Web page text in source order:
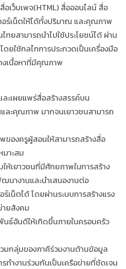
อเว็บเพจ(HTML) สื่อออนไลน์ สื่อ
อร์เน็ตให้ได้ทั้งปริมาณ และคุณภาพ
ทยสามารถนำไปใช้ประโยชน์ได้ ผ่าน
ยใช้กลไกการประกวดเป็นเครื่องมือ
งเนื้อหาที่มีคุณภาพ
ะเผยแพร่สื่อสร้างสรรค์บน
ละคุณภาพ มากจนเยาวชนสามารถ
งครูผู้สอนให้สามารถสร้างสื่อ
มาะสม
เยาวชนที่มีศักยภาพในการสร้าง
นางานและนำเสนองานต่อ
เน็ตได้ โดยผ่านระบบการสร้างแรง
ายสังคม
อันดีให้เกิดขึ้นภายในครอบครัว
กลุ่มของภาคีร่วมงานด้านข้อมูล
ทำงานร่วมกันเป็นเครือข่ายที่ชัดเจน